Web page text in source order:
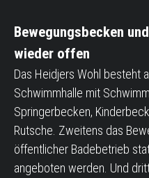
Bewegungsbecken
wieder offen
Das Heidjers Wohl besteht
Schwimmhalle mit
Springerbecken,
Rutsche. Zweitens das
öffentlicher Badebetrieb
angeboten werden. Und